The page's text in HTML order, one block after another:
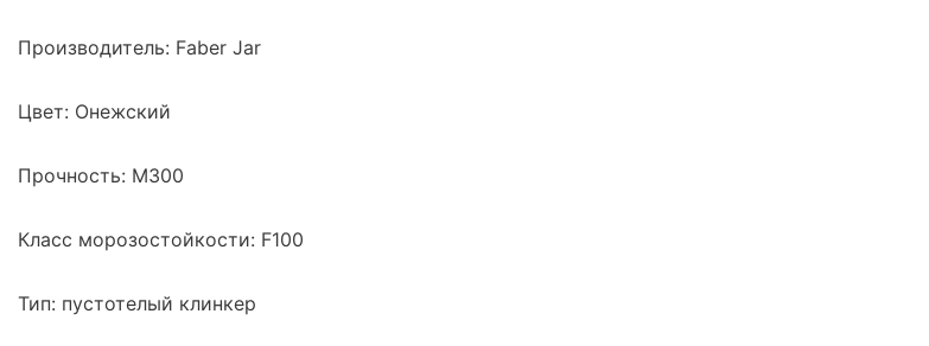
Производитель: Faber Jar
Цвет: Онежский
Прочность: М300
Класс морозостойкости: F100
Тип: пустотелый клинкер